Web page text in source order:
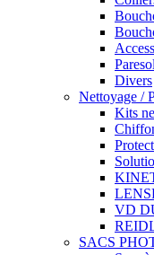
Divers
Nettoyage /
Kits
VD
SACS